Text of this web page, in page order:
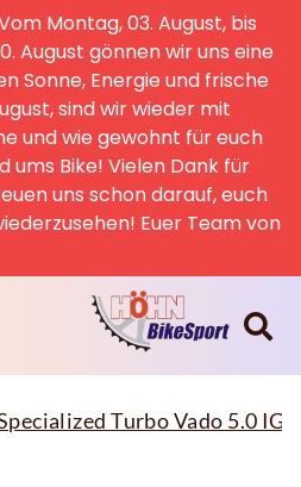
Montag, 03. August, bis
August gönnen wir uns eine
Sonne, Energie und frische
sind wir wieder mit
und wie gewohnt für euch
ums Bike! Vielen Dank für
uns schon darauf, euch
Euer Team von
Turbo Vado 5.0